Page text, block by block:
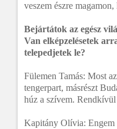
veszem észre
Bejártátok az egész
Van elképzelésetek
telepedjetek le?
Fülemen Tamás: Most
tengerpart, másrészt
húz a szívem.
Kapitány Olívia: Engem